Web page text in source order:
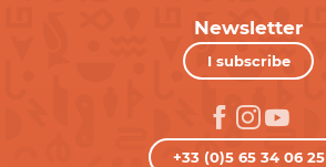
Newsletter
I subscribe
+33 (0)5 65 34 06 25